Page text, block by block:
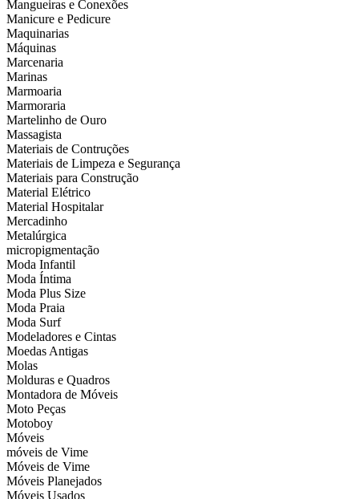
Mangueiras e Conexões
Manicure e Pedicure
Maquinarias
Máquinas
Marcenaria
Marinas
Marmoaria
Marmoraria
Martelinho de Ouro
Massagista
Materiais de Contruções
Materiais de Limpeza e Segurança
Materiais para Construção
Material Elétrico
Material Hospitalar
Mercadinho
Metalúrgica
micropigmentação
Moda Infantil
Moda Íntima
Moda Plus Size
Moda Praia
Moda Surf
Modeladores e Cintas
Moedas Antigas
Molas
Molduras e Quadros
Montadora de Móveis
Moto Peças
Motoboy
Móveis
móveis de Vime
Móveis de Vime
Móveis Planejados
Móveis Usados